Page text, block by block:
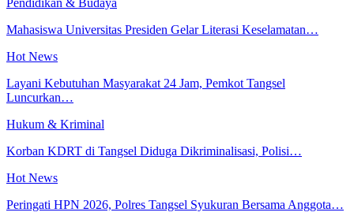
Mahasiswa Universitas Presiden Gelar Literasi Keselamatan…
Hot News
Layani Kebutuhan Masyarakat 24 Jam, Pemkot Tangsel
Luncurkan…
Hukum & Kriminal
Korban KDRT di Tangsel Diduga Dikriminalisasi, Polisi…
Hot News
Peringati HPN 2026, Polres Tangsel Syukuran Bersama Anggota…